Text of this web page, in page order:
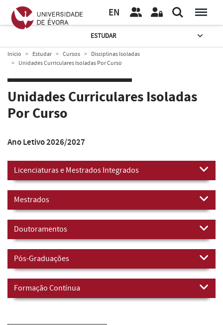
EN
ESTUDAR
Início Estudar Cursos
Disciplinas Isoladas
Unidades Curriculares Isoladas Por Curso
Unidades Curriculares Isoladas
Por Curso
Ano Letivo 2026/2027
Licenciaturas e Mestrados Integrados
Mestrados
Doutoramentos
Pós-Graduações
Formação Contínua